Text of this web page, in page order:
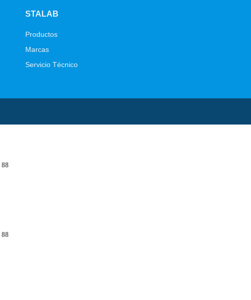
STALAB
Productos
Marcas
Servicio Técnico
88
88